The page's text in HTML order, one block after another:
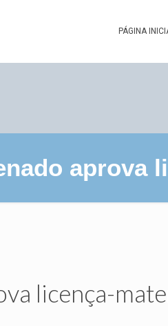
PÁGINA
aprova
licença-